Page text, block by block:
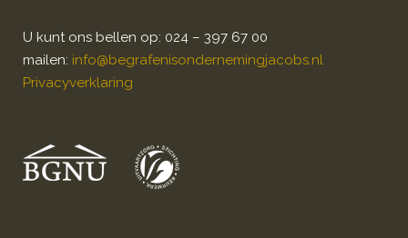
U kunt ons bellen op: 024 – 397 67 00
mailen: info@begrafenisondernemingjacobs.nl
Privacyverklaring